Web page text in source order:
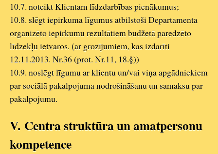
10.7. noteikt Klientam līdzdarbības pienākumus;
10.8. slēgt iepirkuma līgumus atbilstoši Departamenta
organizēto iepirkumu rezultātiem budžetā paredzēto
līdzekļu ietvaros. (ar grozījumiem, kas izdarīti
12.11.2013. Nr.36 (prot. Nr.11, 18.§))
10.9. noslēgt līgumu ar klientu un/vai viņa apgādniekiem
par sociālā pakalpojuma nodrošināšanu un samaksu par
pakalpojumu.
V. Centra struktūra un amatpersonu
kompetence